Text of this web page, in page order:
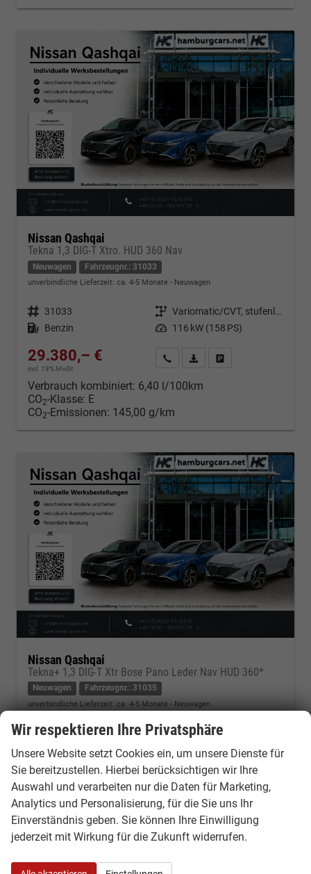
Nissan Qashqai
Tekna 1,3 DIG-T Xtro. HUD 360 Nav
Neuwagen Fahrzeugnr.: 31033
unverbindliche Lieferzeit: ca. 4-5 Monate Neuwagen
Fahrzeugnr. 31033 Getriebe
Variomatic/CVT, stufenlos
Kraftstoff Benzin Leistung 116 kW (158 PS)
29.380,– €
incl. 19% MwSt.
Kontakt & Angebot anfordern
PDF-Datei, Fahrzeugexposé
Verbrauch kombiniert: 6,40 l/100km
CO2-Klasse: E
CO2-Emissionen: 145,00 g/km
Nissan Qashqai
Tekna+ 1,3 DIG-T Xtr Bose Pano Leder Nav HUD 360*
Neuwagen Fahrzeugnr.: 31035
unverbindliche Lieferzeit: ca. 4-5 Monate Neuwagen
Fahrzeugnr. 31035 Getriebe
Kraftstoff
Benzin Leistung 116 kW (158 PS)
30.580,– €
incl. 19% MwSt.
Kontakt & Angebot anfordern
PDF-Datei, Fahrzeugexposé
Verbrauch kombiniert:6,40 l/100km
CO2-Klasse: E
CO2-Emissionen:145,00 g/km
Wir respektieren Ihre Privatsphäre
Unsere Website setzt Cookies ein, um unsere Dienste für
Sie bereitzustellen. Hierbei berücksichtigen wir Ihre
Auswahl und verarbeiten nur die Daten für Marketing,
Analytics und Personalisierung, für die Sie uns Ihr
Einverständnis geben. Sie können Ihre Einwilligung
jederzeit mit Wirkung für die Zukunft widerrufen.